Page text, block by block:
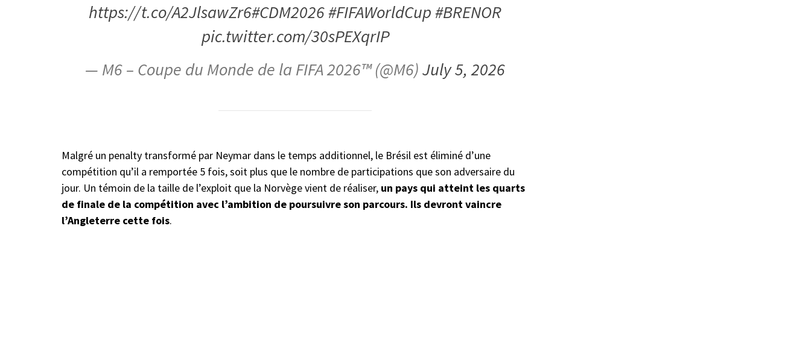
https://t.co/A2JlsawZr6#CDM2026#FIFAWorldCup#BRENOR
pic.twitter.com/30sPEXqrIP
— M6 – Coupe du Monde de la FIFA 2026™ (@M6)July 5, 2026
Malgré un penalty transformé par Neymar dans le temps additionnel, le Brésil est éliminé d’une
compétition qu’il a remportée 5 fois, soit plus que le nombre de participations que son adversaire du
jour. Un témoin de la taille de l’exploit que la Norvège vient de réaliser, un pays qui atteint les quarts
de finale de la compétition avec l’ambition de poursuivre son parcours. Ils devront vaincre
l’Angleterre cette fois.